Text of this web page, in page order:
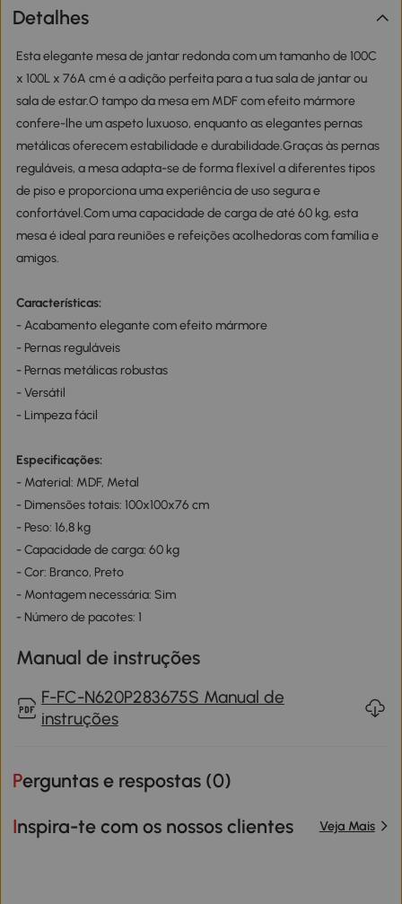
Detalhes
Esta elegante mesa de jantar redonda com um tamanho de 100C
x 100L x 76A cm é a adição perfeita para a tua sala de jantar ou
sala de estar.O tampo da mesa em MDF com efeito mármore
confere-lhe um aspeto luxuoso, enquanto as elegantes pernas
metálicas oferecem estabilidade e durabilidade.Graças às pernas
reguláveis, a mesa adapta-se de forma flexível a diferentes tipos
de piso e proporciona uma experiência de uso segura e
confortável.Com uma capacidade de carga de até 60 kg, esta
mesa é ideal para reuniões e refeições acolhedoras com família e
amigos.
Características:
- Acabamento elegante com efeito mármore
- Pernas reguláveis
- Pernas metálicas robustas
- Versátil
- Limpeza fácil
Especificações:
- Material: MDF, Metal
- Dimensões totais: 100x100x76 cm
- Peso: 16,8 kg
- Capacidade de carga: 60 kg
- Cor: Branco, Preto
- Montagem necessária: Sim
- Número de pacotes: 1
Manual de instruções
F-FC-N620P283675S Manual de
instruções
Perguntas e respostas (0)
Inspira-te com os nossos clientes Veja Mais